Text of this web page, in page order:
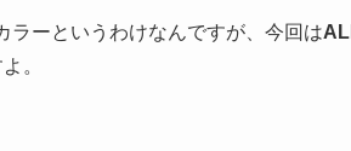
ラーというわけなんですが、今回は
。